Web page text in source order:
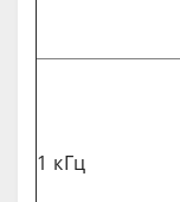
1 кГц